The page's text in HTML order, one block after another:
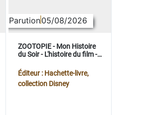
Parution05/08/2026
ZOOTOPIE - Mon Histoire
du Soir - L'histoire du film -
Éditeur : Hachette-livre,
collection Disney